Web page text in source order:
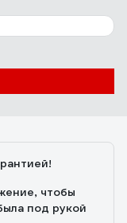
чтобы
под рукой